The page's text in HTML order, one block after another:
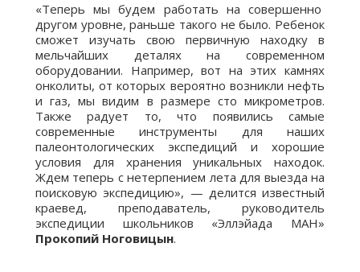
«Теперь мы будем работать на совершенно
другом уровне, раньше такого не было. Ребенок
сможет изучать свою первичную находку в
мельчайших деталях на современном
оборудовании. Например, вот на этих камнях
онколиты, от которых вероятно возникли нефть
и газ, мы видим в размере сто микрометров.
Также радует то, что появились самые
современные инструменты для наших
палеонтологических экспедиций и хорошие
условия для хранения уникальных находок.
Ждем теперь с нетерпением лета для выезда на
поисковую экспедицию», — делится известный
краевед, преподаватель, руководитель
экспедиции школьников «Эллэйада МАН»
Прокопий Ноговицын.